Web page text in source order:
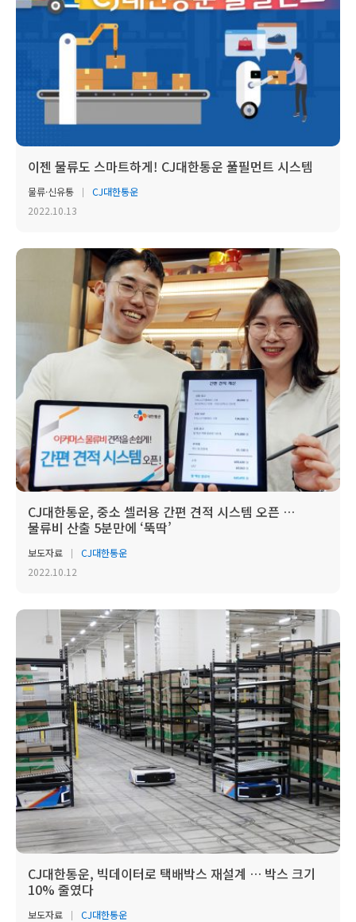
이젠 물류도 스마트하게! CJ대한통운 풀필먼트 시스템
물류·신유통
CJ대한통운
2022.10.13
CJ대한통운, 중소 셀러용 간편 견적 시스템 오픈 …
물류비 산출 5분만에 ‘뚝딱’
보도자료
CJ대한통운
2022.10.12
CJ대한통운, 빅데이터로 택배박스 재설계 … 박스 크기
10% 줄였다
보도자료
CJ대한통운